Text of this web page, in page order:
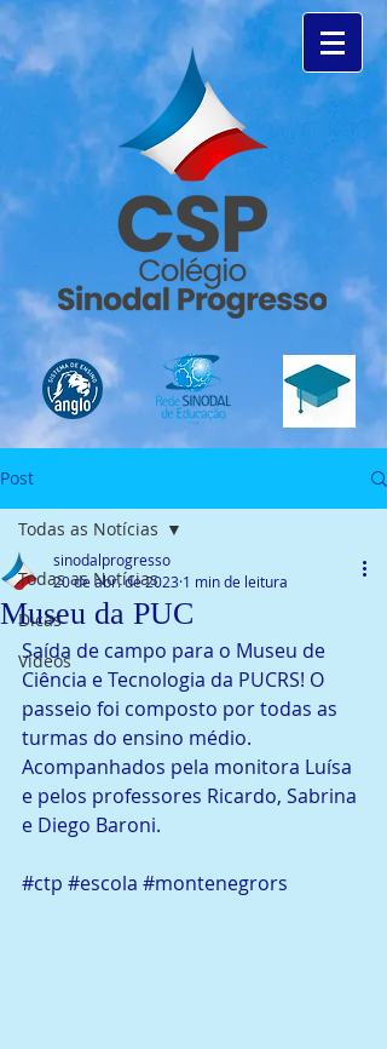
Post
Todas as Notícias
Dicas
Vídeos
Todas as Notícias
Museu da PUC
sinodalprogresso
20 de abr. de 2023 1 min de leitura
Saída de campo para o Museu de
Ciência e Tecnologia da PUCRS! O
passeio foi composto por todas as
turmas do ensino médio.
Acompanhados pela monitora Luísa
e pelos professores Ricardo, Sabrina
e Diego Baroni.
#ctp #escola #montenegrors